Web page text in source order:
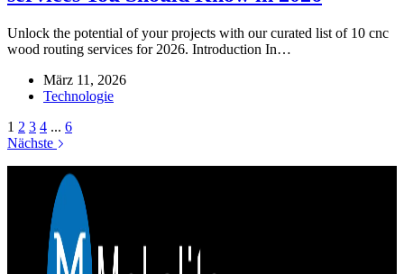
Unlock the potential of your projects with our curated list of 10 cnc
wood routing services for 2026. Introduction In…
März 11, 2026
Technologie
1 2 3 4 ... 6
Nächste